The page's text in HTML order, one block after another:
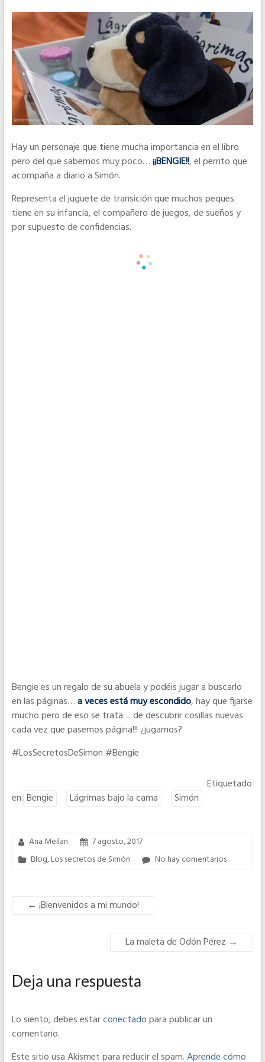
Hay un personaje que tiene mucha importancia en el libro
pero del que sabemos muy poco…¡¡BENGIE!!, el perrito que
acompaña a diario a Simón.
Representa el juguete de transición que muchos peques
tiene en su infancia, el compañero de juegos, de sueños y
por supuesto de confidencias.
Bengie es un regalo de su abuela y podéis jugar a buscarlo
en las páginas…a veces está muy escondido, hay que fijarse
mucho pero de eso se trata… de descubrir cosillas nuevas
cada vez que pasemos página!!! ¿jugamos?
#LosSecretosDeSimon #Bengie
Etiquetado
en: Bengie Lágrimas bajo la cama Simón
Ana Meilan
7 agosto, 2017
Blog,Los secretos de Simón No hay comentarios
← ¡Bienvenidos a mi mundo!
La maleta de Odón Pérez →
Deja una respuesta
Lo siento, debes estarconectadopara publicar un
comentario.
Este sitio usa Akismet para reducir el spam.Aprende cómo